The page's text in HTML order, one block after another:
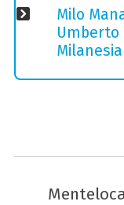
Milo
Umberto